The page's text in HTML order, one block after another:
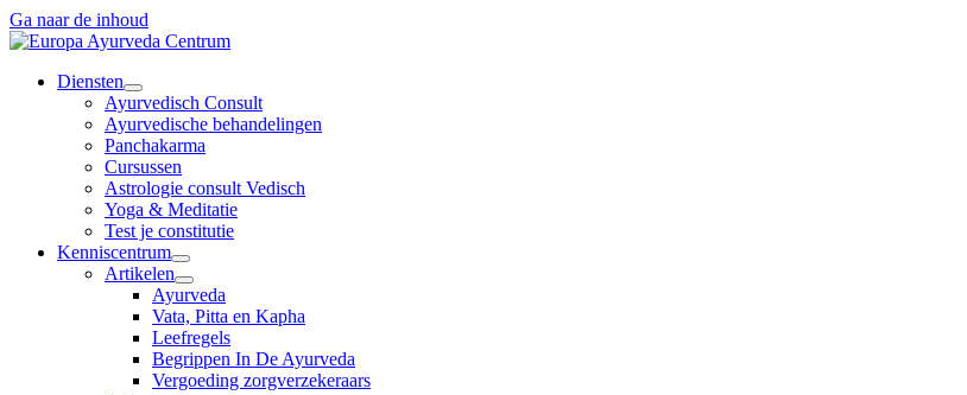
Ga naar de inhoud
Diensten
Ayurvedisch Consult
Ayurvedische behandelingen
Panchakarma
Cursussen
Astrologie consult Vedisch
Yoga & Meditatie
Test je constitutie
Kenniscentrum
Artikelen
Ayurveda
Vata, Pitta en Kapha
Leefregels
Begrippen In De Ayurveda
Vergoeding zorgverzekeraars